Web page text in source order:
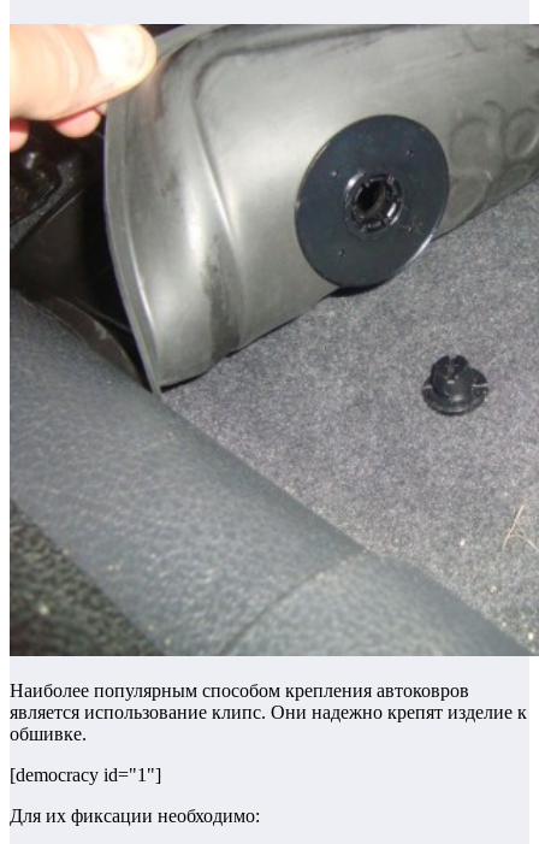
Наиболее популярным способом крепления автоковров
является использование клипс. Они надежно крепят изделие к
обшивке.
[democracy id="1"]
Для их фиксации необходимо: